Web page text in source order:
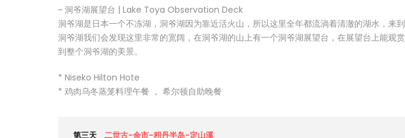
~ 洞爷湖展望台 | Lake Toya Observation Deck
洞爷湖是日本一个不冻湖，洞爷湖因为靠近活火山，所以这里全年都流淌着清澈的湖水，来到
洞爷湖我们会发现这里非常的宽阔，在洞爷湖的山上有一个洞爷湖展望台，在展望台上能观赏
到整个洞爷湖的美景。
* Niseko Hilton Hote
* 鸡肉乌冬蒸笼料理午餐 ， 希尔顿自助晚餐
第三天 二世古-余市-积丹半岛-定山溪